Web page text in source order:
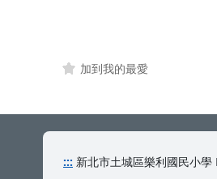
加到我的最愛
::: 新北市土城區樂利國民小